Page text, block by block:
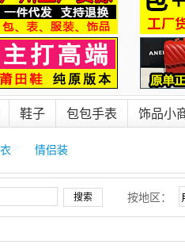
鞋子 包包手表 饰品小
情侣装
按地区：